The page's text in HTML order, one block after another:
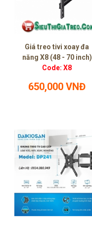
Giá treo tivi xoay đa
năng X8 (48 - 70 inch)
Code: X8
650,000 VNĐ